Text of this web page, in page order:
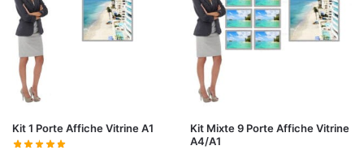
Kit 1 Porte Affiche Vitrine A1
Kit Mixte 9 Porte Affiche Vitrine
A4/A1